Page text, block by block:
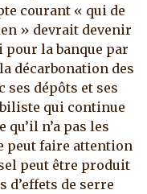
courant « qui de
» devrait devenir
pour la banque par
décarbonation des
ses dépôts et ses
qui continue
n’a pas les
peut faire attention
peut être produit
d’effets de serre